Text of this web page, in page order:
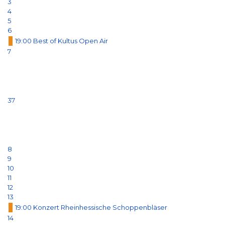
4
5
6
19:00 Best of Kultus Open Air
7
37
8
9
10
11
12
13
19:00 Konzert Rheinhessische Schoppenbläser
14